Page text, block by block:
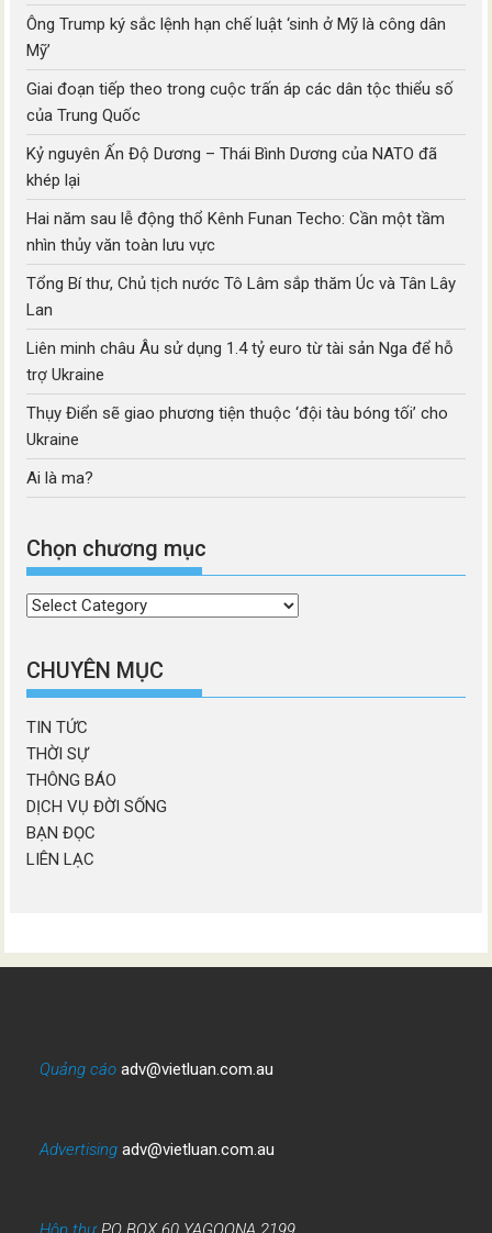
Ông Trump ký sắc lệnh hạn chế luật ‘sinh ở Mỹ là công dân
Mỹ’
Giai đoạn tiếp theo trong cuộc trấn áp các dân tộc thiểu số
của Trung Quốc
Kỷ nguyên Ấn Độ Dương – Thái Bình Dương của NATO đã
khép lại
Hai năm sau lễ động thổ Kênh Funan Techo: Cần một tầm
nhìn thủy văn toàn lưu vực
Tổng Bí thư, Chủ tịch nước Tô Lâm sắp thăm Úc và Tân Lây
Lan
Liên minh châu Âu sử dụng 1.4 tỷ euro từ tài sản Nga để hỗ
trợ Ukraine
Thụy Điển sẽ giao phương tiện thuộc ‘đội tàu bóng tối’ cho
Ukraine
Ai là ma?
Chọn chương mục
Chọn
mục
CHUYÊN MỤC
TIN TỨC
THỜI SỰ
THÔNG BÁO
DỊCH VỤ ĐỜI SỐNG
BẠN ĐỌC
LIÊN LẠC
Quảng cáo adv@vietluan.com.au
Advertising adv@vietluan.com.au